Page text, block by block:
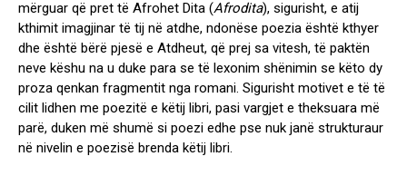
mërguar që pret të Afrohet Dita (Afrodita), sigurisht, e atij
kthimit imagjinar të tij në atdhe, ndonëse poezia është kthyer
dhe është bërë pjesë e Atdheut, që prej sa vitesh, të paktën
neve këshu na u duke para se të lexonim shënimin se këto dy
proza qenkan fragmentit nga romani. Sigurisht motivet e të të
cilit lidhen me poezitë e këtij libri, pasi vargjet e theksuara më
parë, duken më shumë si poezi edhe pse nuk janë strukturaur
në nivelin e poezisë brenda këtij libri.